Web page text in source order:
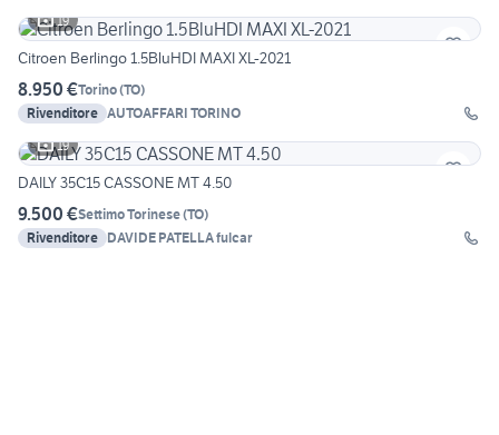
19
Citroen Berlingo 1.5BluHDI MAXI XL-2021
8.950 €Torino(TO)
Rivenditore AUTOAFFARI TORINO
19
DAILY 35C15 CASSONE MT 4.50
9.500 €Settimo Torinese(TO)
Rivenditore DAVIDE PATELLA fulcar